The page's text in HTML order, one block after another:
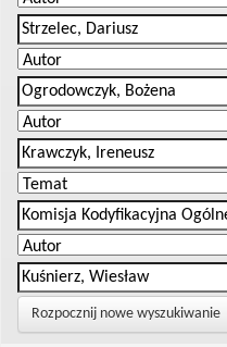
Rozpocznij nowe wyszukiwanie